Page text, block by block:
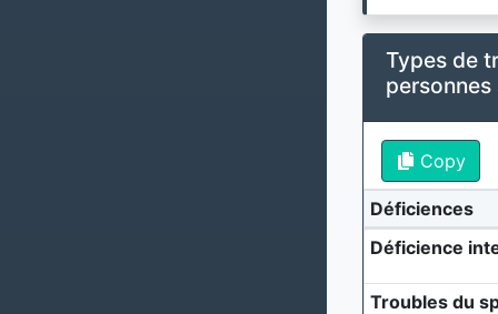
Types de
Copy
Déficiences
Déficience
Troubles du